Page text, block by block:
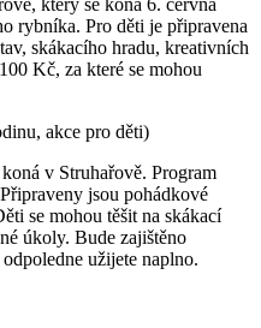
rybníka. Pro děti je připravena
skákacího hradu, kreativních
Kč, za které se mohou
akce pro děti)
v Struhařově. Program
jsou pohádkové
se mohou těšit na skákací
úkoly. Bude zajištěno
užijete naplno.